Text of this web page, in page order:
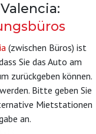
(zwischen Büros) ist
Sie das Auto am
zurückgeben können.
Bitte geben Sie
Mietstationen
an.